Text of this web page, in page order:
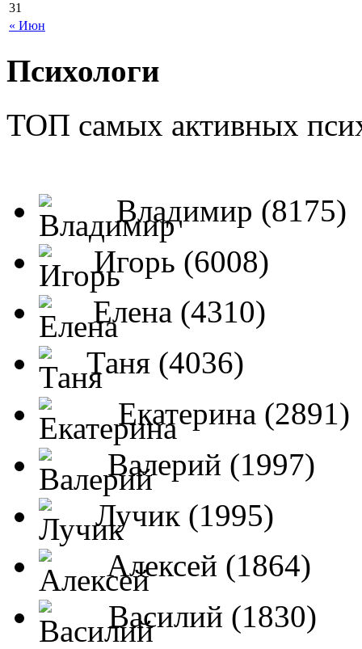
« Июн
31
Психологи
ТОП самых активных
Владимир (8175)
Игорь (6008)
Елена (4310)
Таня (4036)
Екатерина (2891)
Валерий (1997)
Лучик (1995)
Алексей (1864)
Василий (1830)